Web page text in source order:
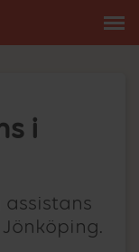
i
assistans